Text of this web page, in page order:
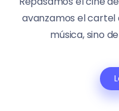
avanzamos el cartel
música, sino